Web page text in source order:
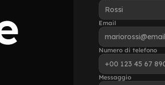
Email
Numero di telefono
Messaggio